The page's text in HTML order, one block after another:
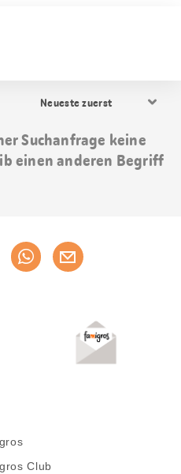
Sortierung
Suchanfrage keine
einen anderen Begriff
weiterempfehlen
Club